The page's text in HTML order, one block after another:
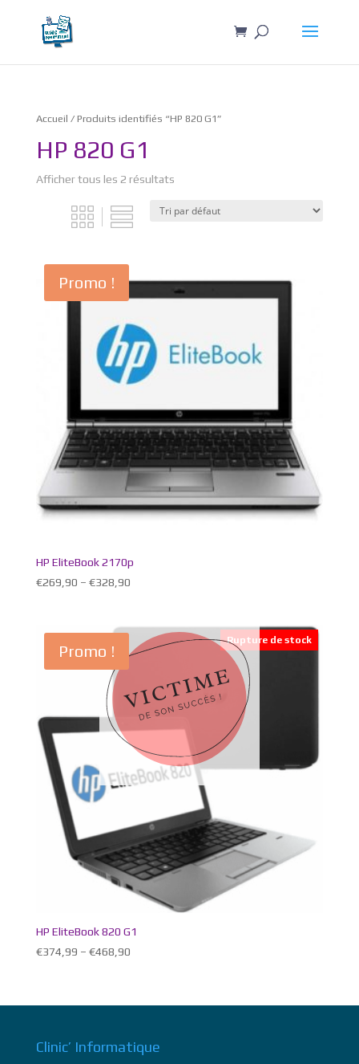
Accueil / Produits identifiés “HP 820 G1”
HP 820 G1
Afficher tous les 2 résultats
Promo !
HP EliteBook 2170p
€269,90 – €328,90
Promo !
Rupture de stock
HP EliteBook 820 G1
€374,99 – €468,90
Clinic’ Informatique